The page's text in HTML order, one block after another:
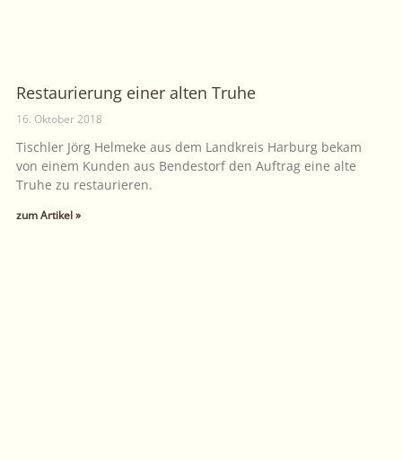
Restaurierung einer alten Truhe
16. Oktober 2018
Tischler Jörg Helmeke aus dem Landkreis Harburg bekam
von einem Kunden aus Bendestorf den Auftrag eine alte
Truhe zu restaurieren.
zum Artikel »